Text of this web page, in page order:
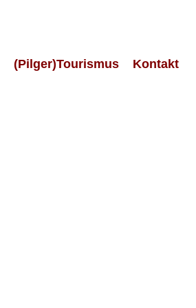
(Pilger)Tourismus Kontakt